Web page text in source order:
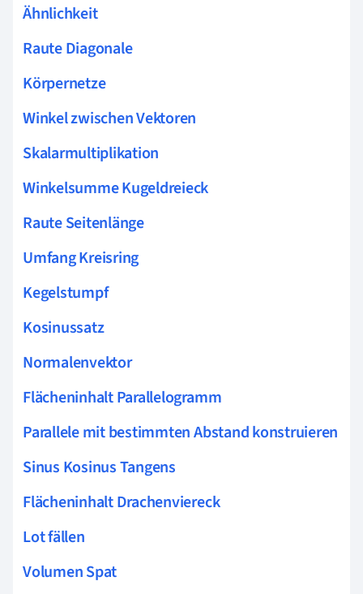
Ähnlichkeit
Raute Diagonale
Körpernetze
Winkel zwischen Vektoren
Skalarmultiplikation
Winkelsumme Kugeldreieck
Raute Seitenlänge
Umfang Kreisring
Kegelstumpf
Kosinussatz
Normalenvektor
Flächeninhalt Parallelogramm
Parallele mit bestimmten Abstand konstruieren
Sinus Kosinus Tangens
Flächeninhalt Drachenviereck
Lot fällen
Volumen Spat